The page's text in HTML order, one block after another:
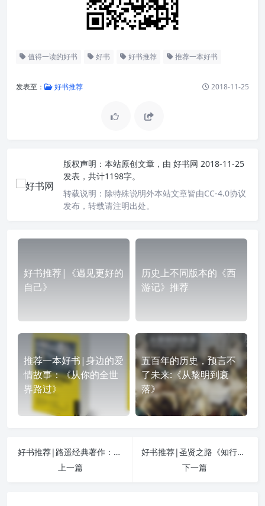
值得一读的好书 好书 好书推荐 推荐一本好书
发表至： 好书推荐 2018-11-25
版权声明： 本站原创文章，由 好书网 2018-11-25
发表，共计1198字。
转载说明： 除特殊说明外本站文章皆由CC-4.0协议
发布，转载请注明出处。
好书推荐|《遇见更好的
自己》
历史上不同版本的《西
游记》推荐
推荐一本好书|身边的爱
情故事：《从你的全世
界路过》
五百年的历史，预言不
了未来:《从黎明到衰
落》
好书推荐|路遥经典著作：《人生》
上一篇
好书推荐|圣贤之路《知行合一王阳明》
下一篇